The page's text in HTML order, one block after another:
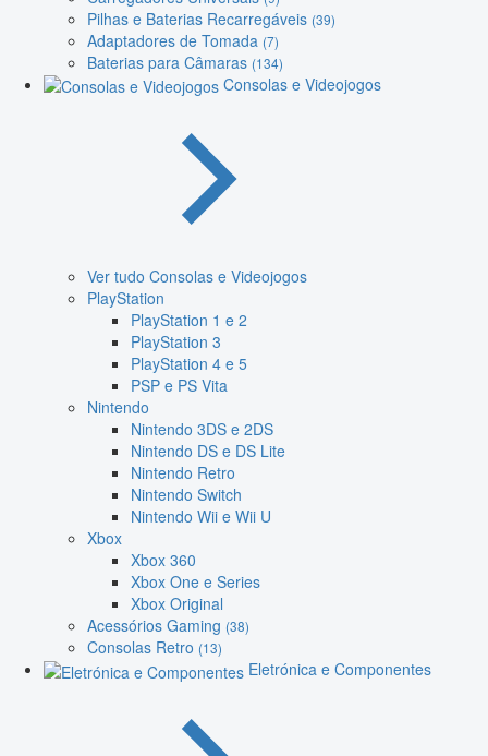
Pilhas e Baterias Recarregáveis (39)
Adaptadores de Tomada (7)
Baterias para Câmaras (134)
Consolas e Videojogos
Ver tudo Consolas e Videojogos
PlayStation
PlayStation 1 e 2
PlayStation 3
PlayStation 4 e 5
PSP e PS Vita
Nintendo
Nintendo 3DS e 2DS
Nintendo DS e DS Lite
Nintendo Retro
Nintendo Switch
Nintendo Wii e Wii U
Xbox
Xbox 360
Xbox One e Series
Xbox Original
Acessórios Gaming (38)
Consolas Retro (13)
Eletrónica e Componentes